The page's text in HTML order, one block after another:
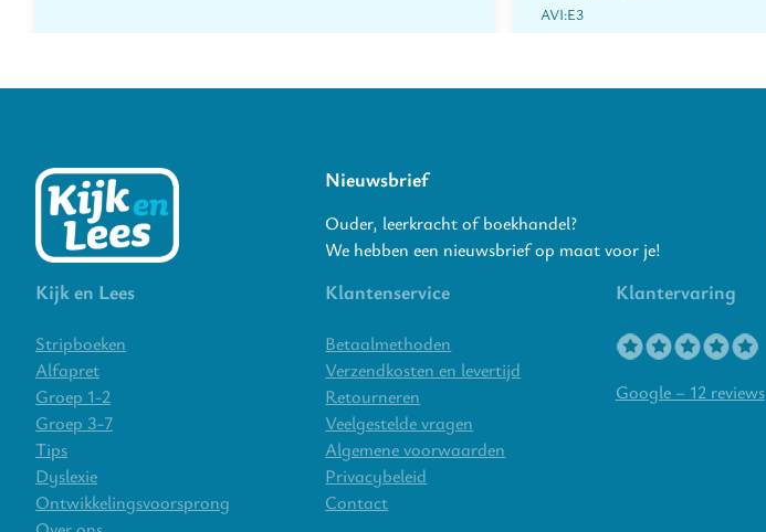
E3
Nieuwsbrief
Ouder, leerkracht of boekhandel?
We hebben een nieuwsbrief op maat voor je!
Kijk en Lees
Stripboeken
Alfapret
Groep 1-2
Groep 3-7
Tips
Dyslexie
Ontwikkelingsvoorsprong
Klantenservice
Betaalmethoden
Verzendkosten en levertijd
Retourneren
Veelgestelde vragen
Algemene voorwaarden
Privacybeleid
Contact
Klantervaring
Google – 12 reviews